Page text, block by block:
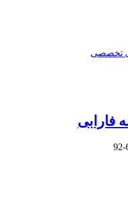
تخصصی
فارابی